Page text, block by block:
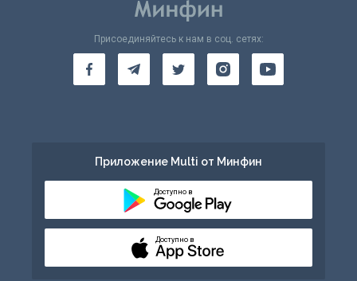
Присоединяйтесь к нам в соц. сетях:
Приложение Multi от Минфин
Доступно в
Доступно в